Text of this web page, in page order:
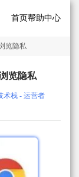
首页帮助中心
览隐私
览隐私
术栈 - 运营者